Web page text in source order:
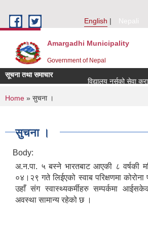
English
Nepali
Amargadhi Municipality
Government of Nepal
सूचना तथा समाचार
विद्यालय नर्सको सेवा
You are here
Home » सुचना ।
सुचना ।
Body:
अ.न.पा. ५ बस्ने भारतबाट आएकी ८ वर्षकी
०४।२९ गते लिईएको स्वाब परिक्षणमा
उहाँ संग स्वास्थ्यकर्मीहरु सम्पर्कमा
अवस्था सामान्य रहेको छ ।